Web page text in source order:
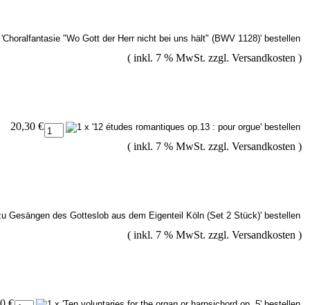
( inkl. 7 % MwSt. zzgl. Versandkosten )
20,30 €
( inkl. 7 % MwSt. zzgl. Versandkosten )
( inkl. 7 % MwSt. zzgl. Versandkosten )